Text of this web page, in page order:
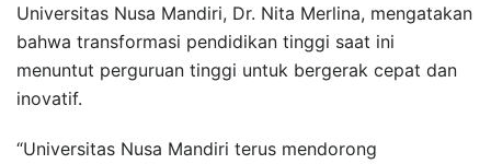
Universitas Nusa Mandiri, Dr. Nita Merlina, mengatakan
bahwa transformasi pendidikan tinggi saat ini
menuntut perguruan tinggi untuk bergerak cepat dan
inovatif.
“Universitas Nusa Mandiri terus mendorong